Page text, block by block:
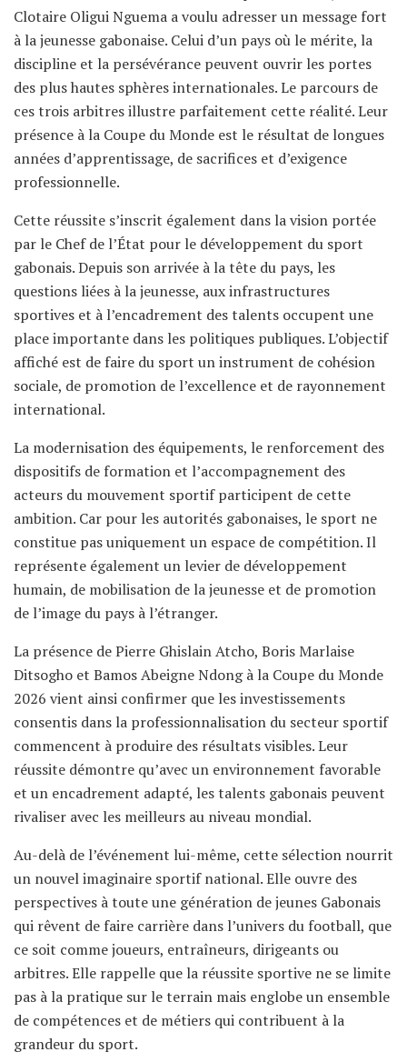
Clotaire Oligui Nguema a voulu adresser un message fort
à la jeunesse gabonaise. Celui d’un pays où le mérite, la
discipline et la persévérance peuvent ouvrir les portes
des plus hautes sphères internationales. Le parcours de
ces trois arbitres illustre parfaitement cette réalité. Leur
présence à la Coupe du Monde est le résultat de longues
années d’apprentissage, de sacrifices et d’exigence
professionnelle.
Cette réussite s’inscrit également dans la vision portée
par le Chef de l’État pour le développement du sport
gabonais. Depuis son arrivée à la tête du pays, les
questions liées à la jeunesse, aux infrastructures
sportives et à l’encadrement des talents occupent une
place importante dans les politiques publiques. L’objectif
affiché est de faire du sport un instrument de cohésion
sociale, de promotion de l’excellence et de rayonnement
international.
La modernisation des équipements, le renforcement des
dispositifs de formation et l’accompagnement des
acteurs du mouvement sportif participent de cette
ambition. Car pour les autorités gabonaises, le sport ne
constitue pas uniquement un espace de compétition. Il
représente également un levier de développement
humain, de mobilisation de la jeunesse et de promotion
de l’image du pays à l’étranger.
La présence de Pierre Ghislain Atcho, Boris Marlaise
Ditsogho et Bamos Abeigne Ndong à la Coupe du Monde
2026 vient ainsi confirmer que les investissements
consentis dans la professionnalisation du secteur sportif
commencent à produire des résultats visibles. Leur
réussite démontre qu’avec un environnement favorable
et un encadrement adapté, les talents gabonais peuvent
rivaliser avec les meilleurs au niveau mondial.
Au-delà de l’événement lui-même, cette sélection nourrit
un nouvel imaginaire sportif national. Elle ouvre des
perspectives à toute une génération de jeunes Gabonais
qui rêvent de faire carrière dans l’univers du football, que
ce soit comme joueurs, entraîneurs, dirigeants ou
arbitres. Elle rappelle que la réussite sportive ne se limite
pas à la pratique sur le terrain mais englobe un ensemble
de compétences et de métiers qui contribuent à la
grandeur du sport.